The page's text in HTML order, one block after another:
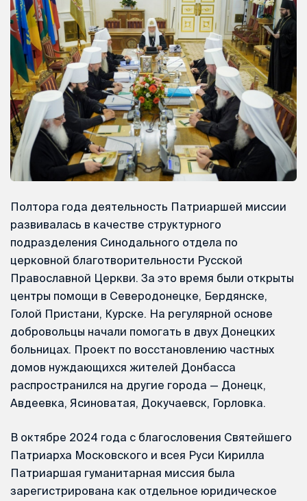
Полтора года деятельность Патриаршей миссии
развивалась в качестве структурного
подразделения Синодального отдела по
церковной благотворительности Русской
Православной Церкви. За это время были открыты
центры помощи в Северодонецке, Бердянске,
Голой Пристани, Курске. На регулярной основе
добровольцы начали помогать в двух Донецких
больницах. Проект по восстановлению частных
домов нуждающихся жителей Донбасса
распространился на другие города — Донецк,
Авдеевка, Ясиноватая, Докучаевск, Горловка.
В октябре 2024 года с благословения Святейшего
Патриарха Московского и всея Руси Кирилла
Патриаршая гуманитарная миссия была
зарегистрирована как отдельное юридическое